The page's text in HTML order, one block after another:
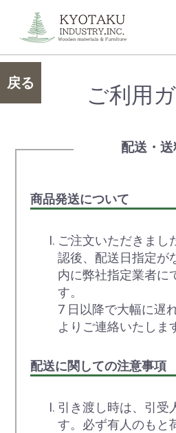
戻る ご利用
配送・
商品発送について
ご注文いただきまし
認後、配送日指定が
内に弊社指定業者に
す。
7 日以降で大幅に遅
よりご連絡いたしま
配送に関しての注意事項
引き渡し時は、引受
す。必ず有人のもと